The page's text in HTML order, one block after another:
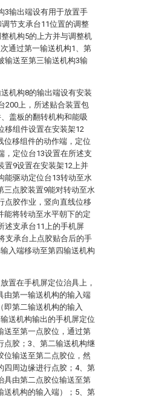
3输出端设有用于放置手
节支承台11位置的调整
机构5的上方并与调整机
通过第一输送机构1、第
输送至第三输送机构3输
机构8的输出端设有安装
200上，所述贴合装置包
盖板的翻转机构和能吸
移组件设置在安装架12
位移组件的动作端，定位
，定位台13设置在所述支
置9设置在安装架12上并
能驱动定位台13转动至水
三点胶装置9能对转动至水
点胶作业，竖向直线位移
能将转动至水平朝下的定
述支承台11上的手机屏
支承台上点胶贴合后的手
入端移动至第四输送机构
置在手机屏定位治具上，
由第一输送机构的输入端
即第二输送机构的输入
送机构输出的手机屏定位
送至第一点胶位，通过第
点胶；3、第二输送机构继
位输送至第二点胶位，然
四周边缘进行点胶；4、第
具由第二点胶位输送至第
送机构的输入端）；5、第